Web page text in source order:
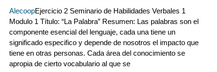
AlecoopEjercicio 2 Seminario de Habilidades Verbales 1
Modulo 1 Título: “La Palabra” Resumen: Las palabras son el
componente esencial del lenguaje, cada una tiene un
significado especifico y depende de nosotros el impacto que
tiene en otras personas. Cada área del conocimiento se
apropia de cierto vocabulario al que se